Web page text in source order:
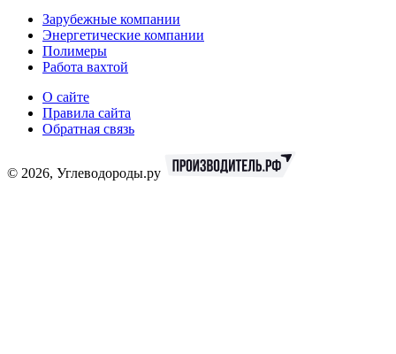
Зарубежные компании
Энергетические компании
Полимеры
Работа вахтой
О сайте
Правила сайта
Обратная связь
© 2026, Углеводороды.ру